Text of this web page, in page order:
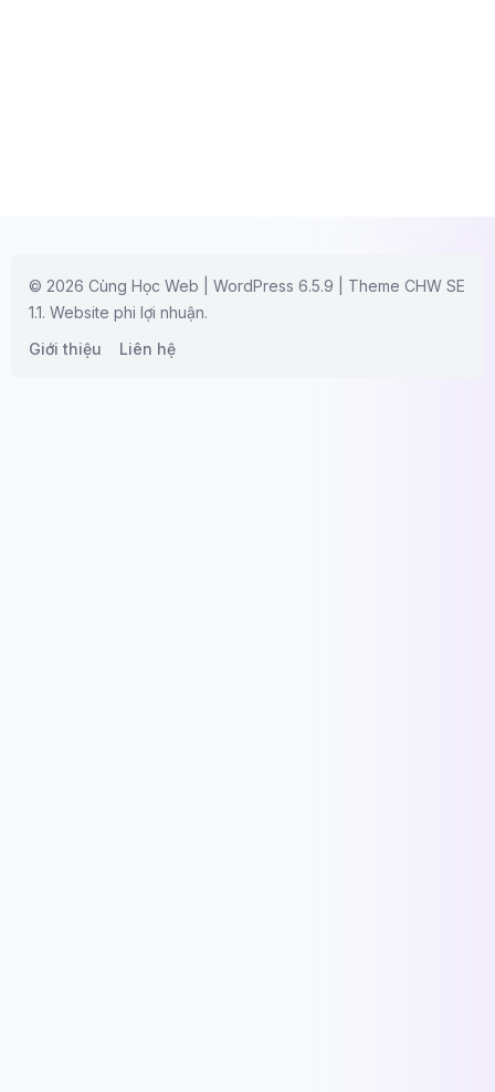
© 2026 Cùng Học Web | WordPress 6.5.9 | Theme CHW SE
1.1. Website phi lợi nhuận.
Giới thiệu
Liên hệ